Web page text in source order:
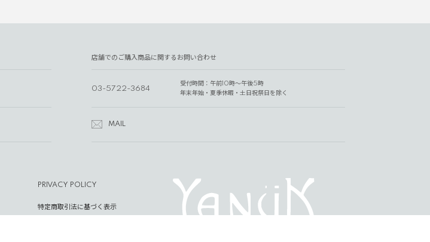
店舗でのご購入商品に関するお問い合わせ
03-5722-3684
受付時間：午前10時～午後5時
年末年始・夏季休暇・土日祝祭日を除く
MAIL
PRIVACY POLICY
特定商取引法に基づく表示